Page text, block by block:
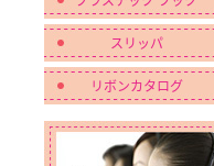
スリッパ
リボンカタログ